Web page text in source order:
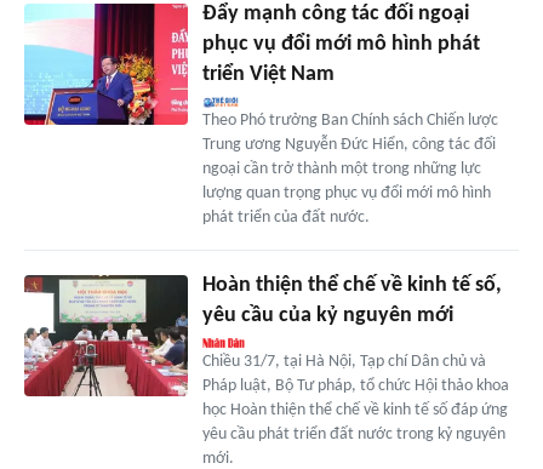
Đẩy mạnh công tác đối ngoại
phục vụ đổi mới mô hình phát
triển Việt Nam
Theo Phó trưởng Ban Chính sách Chiến lược
Trung ương Nguyễn Đức Hiển, công tác đối
ngoại cần trở thành một trong những lực
lượng quan trọng phục vụ đổi mới mô hình
phát triển của đất nước.
Hoàn thiện thể chế về kinh tế số,
yêu cầu của kỷ nguyên mới
Chiều 31/7, tại Hà Nội, Tạp chí Dân chủ và
Pháp luật, Bộ Tư pháp, tổ chức Hội thảo khoa
học Hoàn thiện thể chế về kinh tế số đáp ứng
yêu cầu phát triển đất nước trong kỷ nguyên
mới.